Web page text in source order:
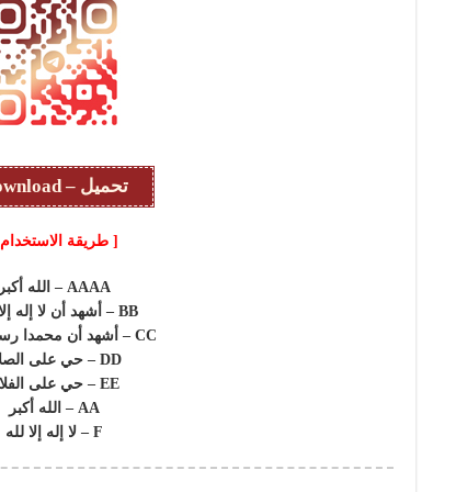
تحميل – Download
[ طريقة
AAAA – الله أكبر
BB – أشهد أن لا إله إلا الله
CC – أشهد أن محمدا رسول الله
DD – حي على الصلاة
EE – حي على الفلاح
AA – الله أكبر
F – لا إله إلا لله